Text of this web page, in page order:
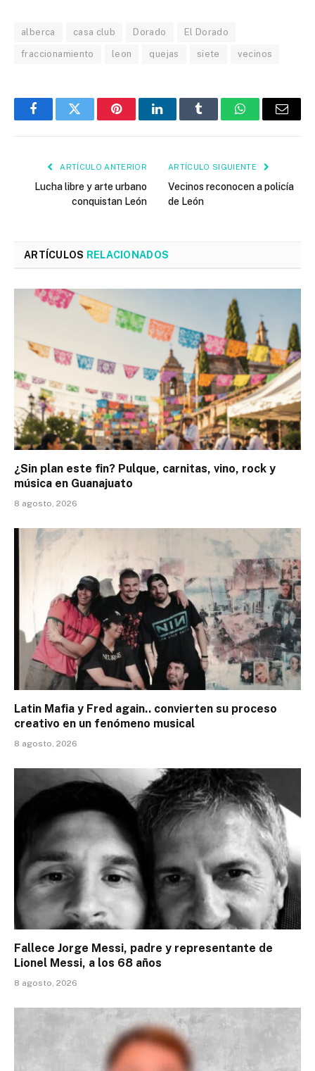
alberca casa club Dorado El Dorado
fraccionamiento leon quejas siete vecinos
FacebookTwitter PinterestLinkedInTumblr WhatsAppEmail
ARTÍCULO ANTERIOR
Lucha libre y arte urbano
conquistan León
ARTÍCULO SIGUIENTE
Vecinos reconocen a policía
de León
ARTÍCULOS RELACIONADOS
¿Sin plan este fin? Pulque, carnitas, vino, rock y
música en Guanajuato
8 agosto, 2026
Latin Mafia y Fred again.. convierten su proceso
creativo en un fenómeno musical
8 agosto, 2026
Fallece Jorge Messi, padre y representante de
Lionel Messi, a los 68 años
8 agosto, 2026